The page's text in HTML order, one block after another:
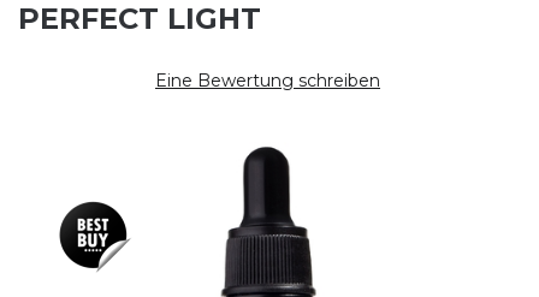
PERFECT LIGHT
Eine Bewertung schreiben